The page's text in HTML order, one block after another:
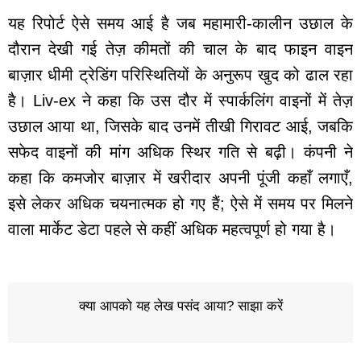
यह रिपोर्ट ऐसे समय आई है जब महामारी-कालीन उछाल के
दौरान देखी गई तेज़ कीमतों की चाल के बाद फाइन वाइन
बाज़ार धीमी ट्रेडिंग परिस्थितियों के अनुरूप खुद को ढाल रहा
है। Liv-ex ने कहा कि उस दौर में स्पार्कलिंग वाइनों में तेज़
उछाल आया था, जिसके बाद उनमें तीखी गिरावट आई, जबकि
सफेद वाइनों की मांग अधिक स्थिर गति से बढ़ी। कंपनी ने
कहा कि कमजोर बाज़ार में खरीदार अपनी पूंजी कहाँ लगाएँ,
इसे लेकर अधिक चयनात्मक हो गए हैं; ऐसे में समय पर मिलने
वाला मार्केट डेटा पहले से कहीं अधिक महत्वपूर्ण हो गया है।
क्या आपको यह लेख पसंद आया? साझा करें